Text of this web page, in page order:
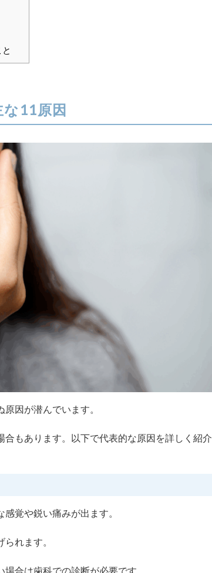
11原因
因が潜んでいます。
もあります。以下で代表的な原因を詳しく紹介
覚や鋭い痛みが出ます。
れます。
合は歯科での診断が必要です。